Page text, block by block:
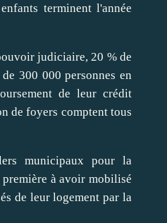
terminent l'année
judiciaire, 20 % de
300 000 personnes en
de leur crédit
de foyers comptent tous
municipaux pour la
première àavoir mobilisé
de leurlogement par la